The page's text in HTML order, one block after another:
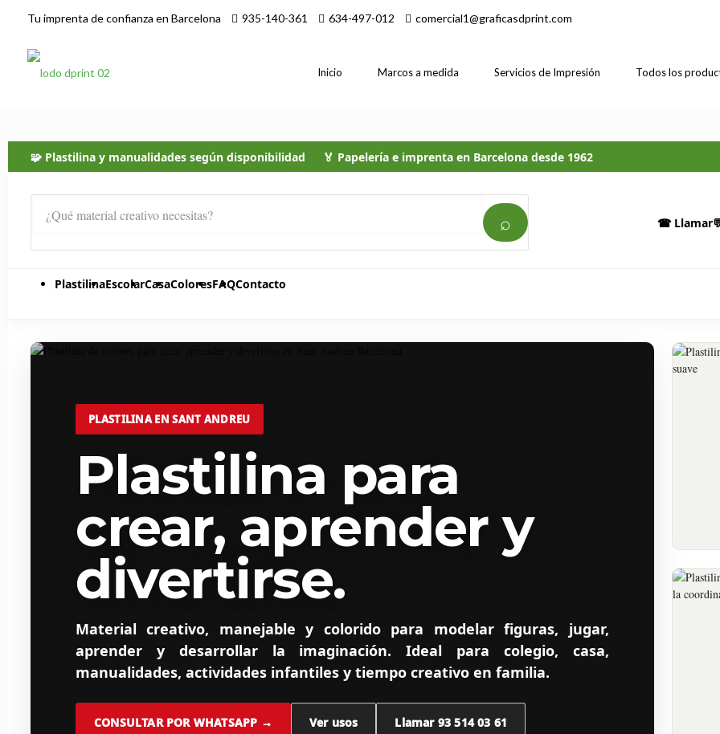
Tu imprenta de confianza en Barcelona 935-140-361 634-497-012 comercial1@graficasdprint.com
Inicio Marcos a medida Servicios de Impresión Todos los
🧩 Plastilina y manualidades según disponibilidad 🏅 Papelería e imprenta en Barcelona desde 1962
⌕ ☎ Llamar
PlastilinaEscolarCasaColoresFAQContacto
PLASTILINA EN SANT ANDREU
Plastilina para
crear, aprender y
divertirse.
Material creativo, manejable y colorido para modelar figuras, jugar,
aprender y desarrollar la imaginación. Ideal para colegio, casa,
manualidades, actividades infantiles y tiempo creativo en familia.
CONSULTAR POR WHATSAPP → Ver usos Llamar 93 514 03 61